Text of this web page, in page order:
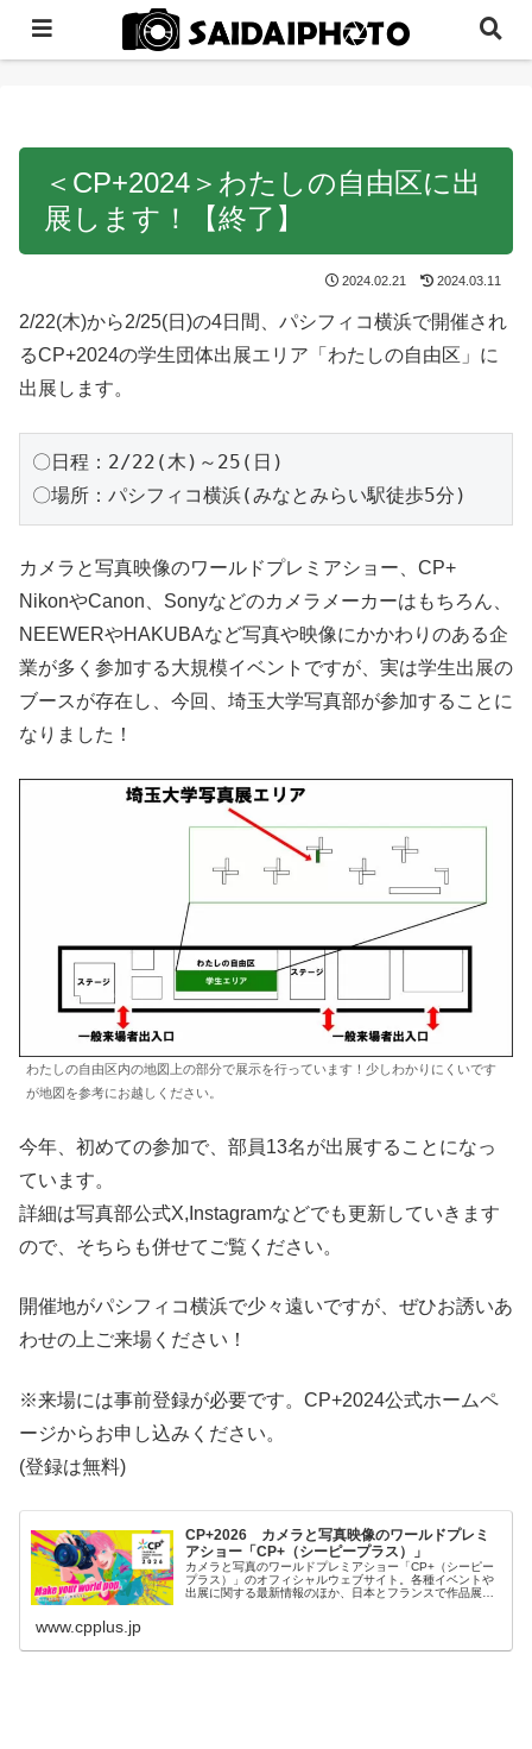
＜CP+2024＞わたしの自由区に出
展します！【終了】
2024.02.21 2024.03.11
2/22(木)から2/25(日)の4日間、パシフィコ横浜で開催され
るCP+2024の学生団体出展エリア「わたしの自由区」に
出展します。
〇日程：2/22(木)～25(日)
〇場所：パシフィコ横浜(みなとみらい駅徒歩5分)
カメラと写真映像のワールドプレミアショー、CP+
NikonやCanon、Sonyなどのカメラメーカーはもちろん、
NEEWERやHAKUBAなど写真や映像にかかわりのある企
業が多く参加する大規模イベントですが、実は学生出展の
ブースが存在し、今回、埼玉大学写真部が参加することに
なりました！
わたしの自由区内の地図上の部分で展示を行っています！少しわかりにくいです
が地図を参考にお越しください。
今年、初めての参加で、部員13名が出展することになっ
ています。
詳細は写真部公式X,Instagramなどでも更新していきます
ので、そちらも併せてご覧ください。
開催地がパシフィコ横浜で少々遠いですが、ぜひお誘いあ
わせの上ご来場ください！
※来場には事前登録が必要です。CP+2024公式ホームペ
ージからお申し込みください。
(登録は無料)
CP+2026 カメラと写真映像のワールドプレミ
アショー「CP+（シーピープラス）」
カメラと写真のワールドプレミアショー「CP+（シーピー
プラス）」のオフィシャルウェブサイト。各種イベントや
出展に関する最新情報のほか、日本とフランスで作品展示
www.cpplus.jp